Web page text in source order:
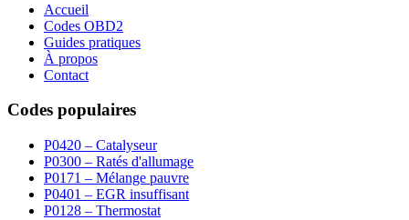
Accueil
Codes OBD2
Guides pratiques
À propos
Contact
Codes populaires
P0420 – Catalyseur
P0300 – Ratés d'allumage
P0171 – Mélange pauvre
P0401 – EGR insuffisant
P0128 – Thermostat